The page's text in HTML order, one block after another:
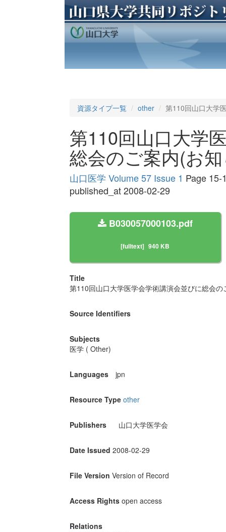
資源タイプ一覧 other 第110回山口大学
第110回山口大学
総会のご案内(お
山口医学 Volume 57 Issue 1 Page 15-
published_at 2008-02-29
B030057000103.pdf
[fulltext] 940 KB
Title
第110回山口大学医学会学術講演会並びに総会の
Source Identifiers
Subjects
医学 ( Other)
Languages jpn
Resource Type other
Publishers 山口大学医学会
Date Issued 2008-02-29
File Version Version of Record
Access Rights open access
Relations